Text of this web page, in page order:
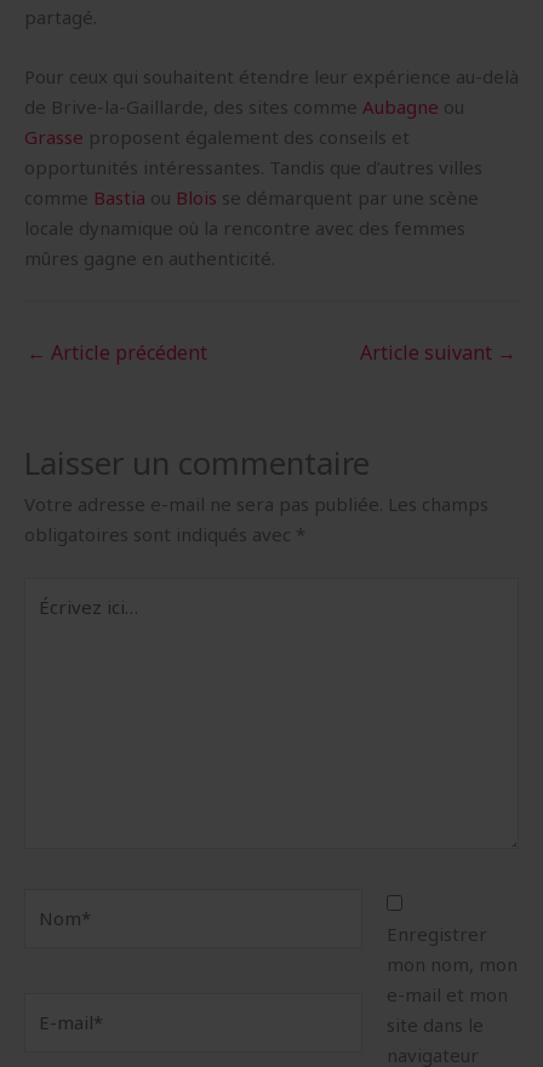
partagé.
Pour ceux qui souhaitent étendre leur expérience au-delà
de Brive-la-Gaillarde, des sites comme Aubagne ou
Grasse proposent également des conseils et
opportunités intéressantes. Tandis que d’autres villes
comme Bastia ou Blois se démarquent par une scène
locale dynamique où la rencontre avec des femmes
mûres gagne en authenticité.
← Article précédent Article suivant →
Laisser un commentaire
Votre adresse e-mail ne sera pas publiée. Les champs
obligatoires sont indiqués avec *
ici…
mail*
Enregistrer
mon nom, mon
e-mail et mon
site dans le
navigateur